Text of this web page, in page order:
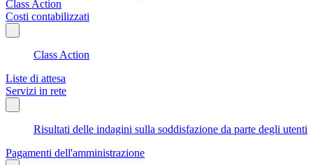
Class Action
Costi contabilizzati
Class Action
Liste di attesa
Servizi in rete
Risultati delle indagini sulla soddisfazione da parte degli utenti
Pagamenti dell'amministrazione